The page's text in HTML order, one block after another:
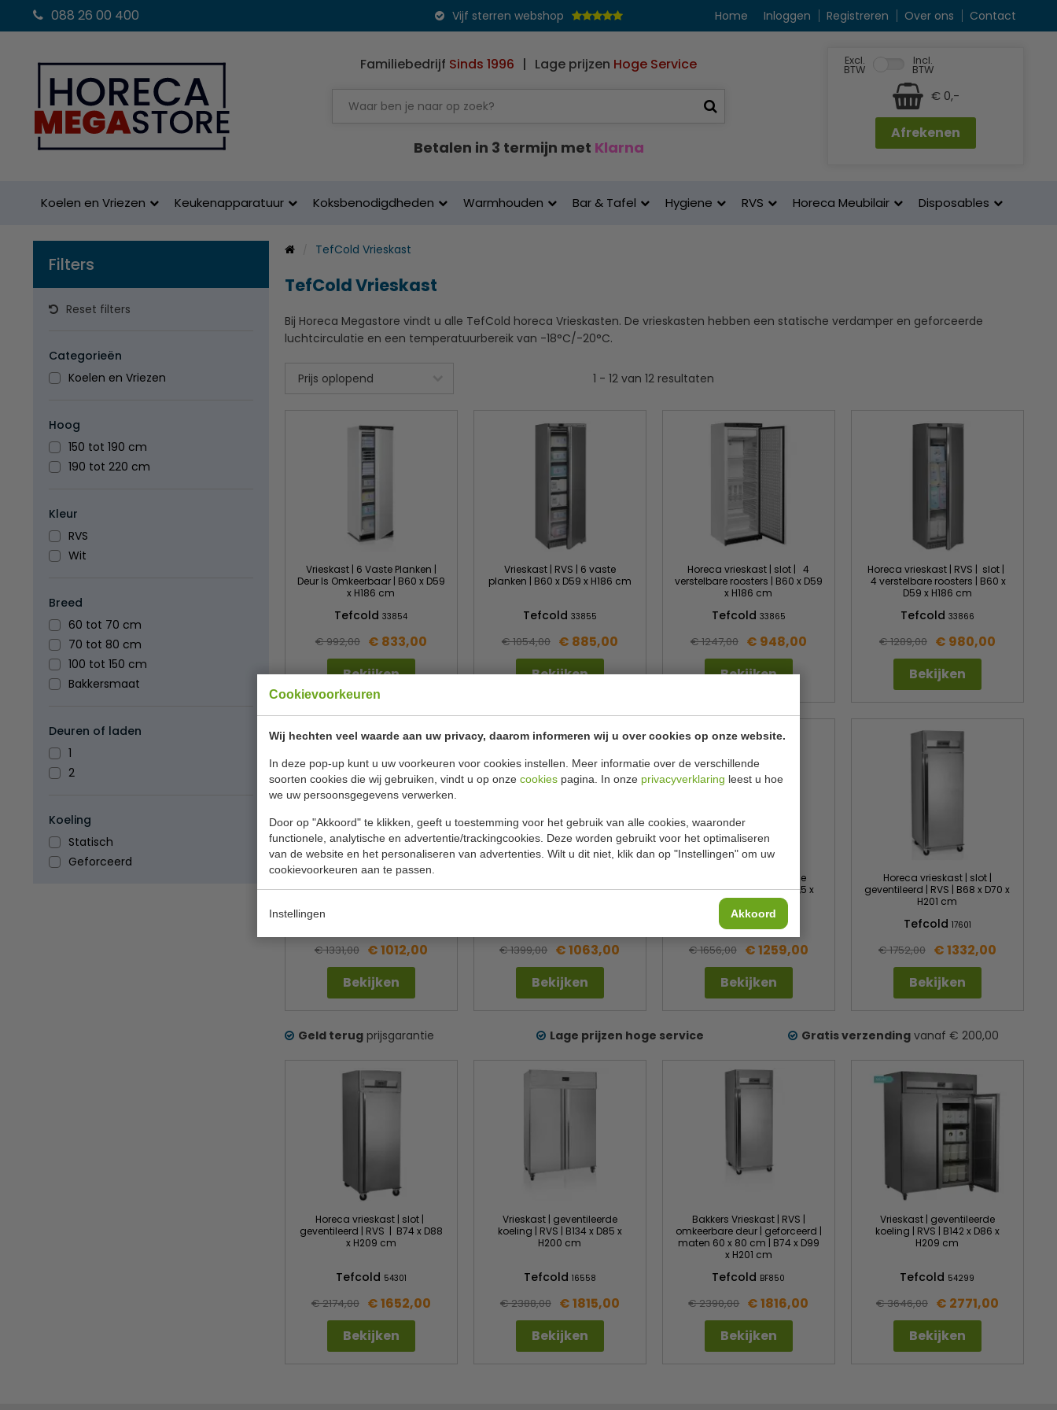
Cookievoorkeuren
Wij hechten veel waarde aan uw privacy, daarom informeren wij u over cookies op onze website.
In deze pop-up kunt u uw voorkeuren voor cookies instellen. Meer informatie over de verschillende
soorten cookies die wij gebruiken, vindt u op onze cookies pagina. In onze privacyverklaring leest u hoe
we uw persoonsgegevens verwerken.
Door op "Akkoord" te klikken, geeft u toestemming voor het gebruik van alle cookies, waaronder
functionele, analytische en advertentie/trackingcookies. Deze worden gebruikt voor het optimaliseren
van de website en het personaliseren van advertenties. Wilt u dit niet, klik dan op "Instellingen" om uw
cookievoorkeuren aan te passen.
Instellingen Akkoord
088 26 00 400 Vijf sterren webshop Home Inloggen Registreren Over ons Contact
Familiebedrijf Sinds 1996 | Lage prijzen Hoge Service
Betalen in 3 termijn met Klarna
Excl.
BTW
Incl.
BTW
€ 0,-
Afrekenen
Koelen en Vriezen Keukenapparatuur Koksbenodigdheden Warmhouden Bar & Tafel Hygiene RVS Horeca Meubilair Disposables
Filters
Reset filters
Categorieën
Koelen en Vriezen
Hoog
150 tot 190 cm
190 tot 220 cm
Kleur
RVS
Wit
Breed
60 tot 70 cm
70 tot 80 cm
100 tot 150 cm
Bakkersmaat
Deuren of laden
1
2
Koeling
Statisch
Geforceerd
TefCold Vrieskast
TefCold Vrieskast
Bij Horeca Megastore vindt u alle TefCold horeca Vrieskasten. De vrieskasten hebben een statische verdamper en geforceerde
luchtcirculatie en een temperatuurbereik van -18°C/-20°C.
1 -12 van12 resultaten
Vrieskast | 6 Vaste Planken |
Deur Is Omkeerbaar | B60 x D59
x H186 cm
Tefcold33854
€ 992,00 € 833,00
Bekijken
Vrieskast | RVS | 6 vaste
planken | B60 x D59 x H186 cm
Tefcold 33855
€ 1054,00 € 885,00
Bekijken
Horeca vrieskast | slot | 4
verstelbare roosters | B60 x D59
x H186 cm
Tefcold 33865
€ 1247,00 € 948,00
Bekijken
Horeca vrieskast | RVS | slot |
4 verstelbare roosters | B60 x
D59 x H186 cm
Tefcold 33866
€ 1289,00 € 980,00
Bekijken
Vrieskast | statische koeling | 6
vaste planken | B78 x D70 x
€ 1331,00 € 1012,00
Bekijken
6 vaste roosters | B78 x D72 x
€ 1399,00 € 1063,00
Bekijken
Vrieskast | geventileerde
koeling | RVS | B142 x D87,5 x
H209 cm
Tefcold 66285
€ 1656,00 € 1259,00
Bekijken
Horeca vrieskast | slot |
geventileerd | RVS | B68 x D70 x
H201 cm
Tefcold 17601
€ 1752,00 € 1332,00
Bekijken
Horeca vrieskast | slot |
geventileerd | RVS | B74 x D88
x H209 cm
Tefcold 54301
€ 2174,00 € 1652,00
Bekijken
Vrieskast | geventileerde
koeling | RVS | B134 x D85 x
H200 cm
Tefcold 16558
€ 2388,00 € 1815,00
Bekijken
Bakkers Vrieskast | RVS |
omkeerbare deur | geforceerd |
maten 60 x 80 cm | B74 x D99
x H201 cm
Tefcold BF850
€ 2390,00 € 1816,00
Bekijken
Vrieskast | geventileerde
koeling | RVS | B142 x D86 x
H209 cm
Tefcold 54299
€ 3646,00 € 2771,00
Bekijken
Geld terugprijsgarantie Lage prijzen hoge service Gratis verzendingvanaf € 200,00